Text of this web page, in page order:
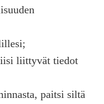
liittyvät tiedot
paitsi siltä